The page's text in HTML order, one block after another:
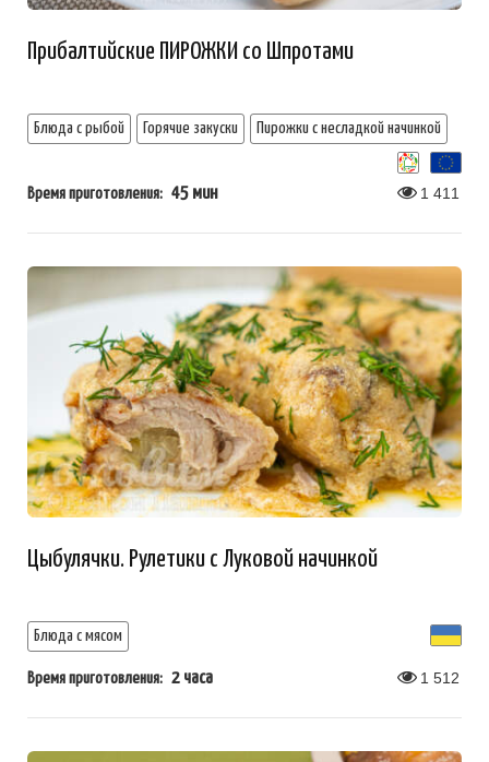
Прибалтийские ПИРОЖКИ со Шпротами
Блюда с рыбой Горячие закуски Пирожки с несладкой начинкой
Время приготовления: 45 мин 1 411
Цыбулячки. Рулетики с Луковой начинкой
Блюда с мясом
Время приготовления: 2 часа 1 512